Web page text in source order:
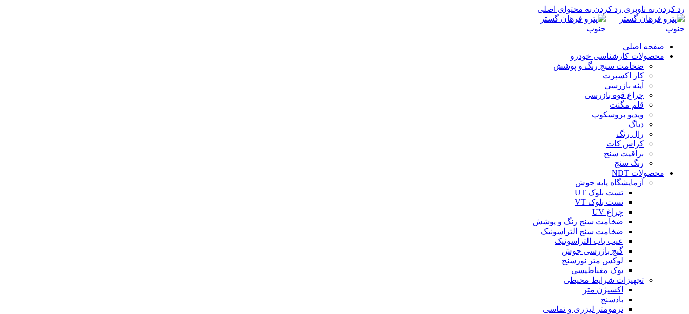
رد کردن به ناوبری رد کردن به محتوای اصلی
صفحه اصلی
محصولات کارشناسی خودرو
ضخامت سنج رنگ و پوشش
کار اکسپرت
آینه بازرسی
چراغ قوه بازرسی
قلم مگنت
ویدیو بروسکوپ
دیاگ
رال رنگ
کراس کات
براقیت سنج
رنگ سنج
محصولات NDT
آزمایشگاه پایه جوش
تست بلوک UT
تست بلوک VT
چراغ UV
ضخامت سنج رنگ و پوشش
ضخامت سنج التراسونیک
عیب یاب التراسونیک
گیج بازرسی جوش
لوکس متر نورسنج
یوک مغناطیسی
تجهیزات شرایط محیطی
اکسیژن متر
بادسنج
ترمومتر لیزری و تماسی